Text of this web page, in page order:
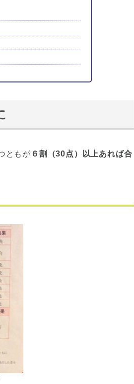
ともが ６割（30点）以上あれば合